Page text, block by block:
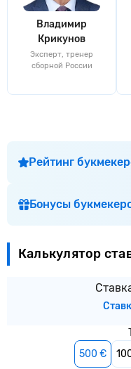
Владимир
Крикунов
Эксперт, тренер
сборной России
Рейтинг
Бонусы
Калькулятор
500 €